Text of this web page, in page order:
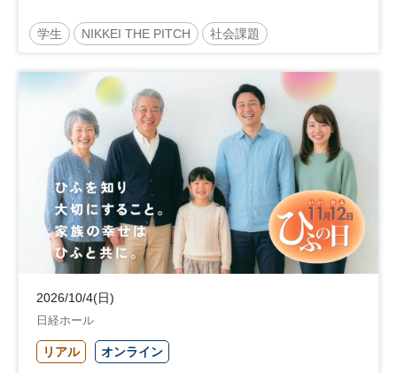
学生 NIKKEI THE PITCH 社会課題
サステナビリティ 参加無料
2026/10/4(日)
日経ホール
リアル オンライン